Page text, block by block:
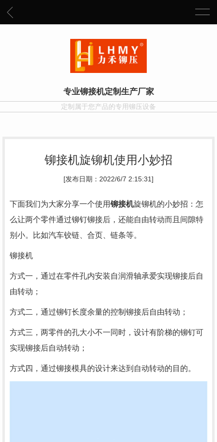
专业铆接机定制生产厂家
定制属于您产品的专用铆压设备
铆接机旋铆机使用小妙招
[发布日期：2022/6/7 2:15:31]
下面我们为大家分享一个使用铆接机旋铆机的小妙招：怎
么让两个零件通过铆钉铆接后，还能自由转动而且间隙特
别小。比如汽车铰链、合页、链条等。
铆接机
方式一，通过在零件孔内安装自润滑轴承爱实现铆接后自
由转动；
方式二，通过铆钉长度余量的控制铆接后自由转动；
方式三，两零件的孔大小不一同时，设计有阶梯的铆钉可
实现铆接后自动转动；
方式四，通过铆接模具的设计来达到自动转动的目的。